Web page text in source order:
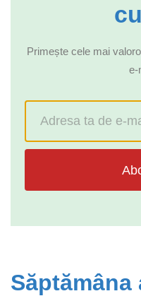
Primește cele mai
e-
Săptămâna